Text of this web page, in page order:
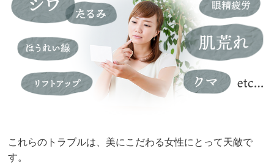
これらのトラブルは、美にこだわる女性にとって天敵で
す。